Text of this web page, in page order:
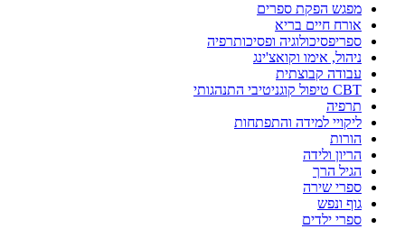
מפגש הפקת ספרים
אורח חיים בריא
ספריפסיכולוגיה ופסיכותרפיה
ניהול, אימו וקואצ'ינג
עבודה קבוצתית
CBT טיפול קוגניטיבי התנהגותי
תרפיה
ליקויי למידה והתפתחות
הורות
הריון ולידה
הגיל הרך
ספרי שירה
גוף ונפש
ספרי ילדים